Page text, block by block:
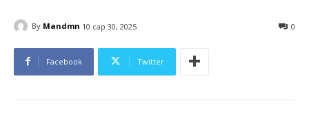
By Mandmn 10 сар 30, 2025 0
Facebook Twitter